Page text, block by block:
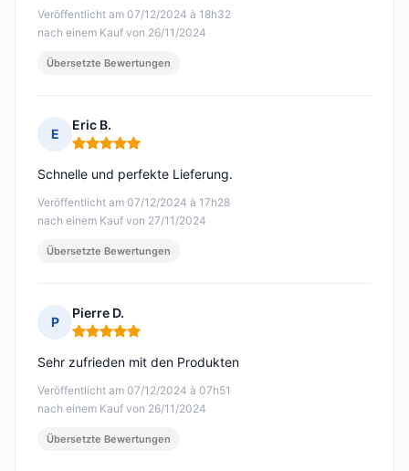
Veröffentlicht am 07/12/2024 à 18h32
nach einem Kauf von 26/11/2024
Übersetzte Bewertungen
E
Eric B.
Hinweis: 5 von 5
Veröffentlicht am 07/12/2024 à 17h28
nach einem Kauf von 27/11/2024
Schnelle und perfekte Lieferung.
Übersetzte Bewertungen
P
Pierre D.
Hinweis: 5 von 5
Veröffentlicht am 07/12/2024 à 07h51
nach einem Kauf von 26/11/2024
Sehr zufrieden mit den Produkten
Übersetzte Bewertungen